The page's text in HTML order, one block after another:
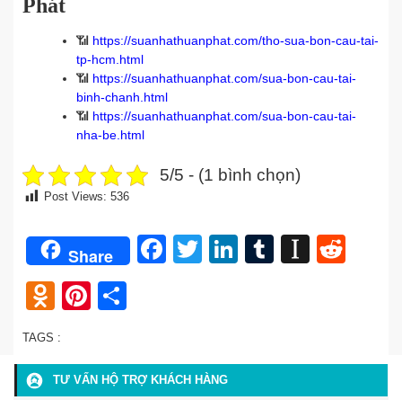
Phát
📶 https://suanhathuanphat.com/tho-sua-bon-cau-tai-
tp-hcm.html
📶 https://suanhathuanphat.com/sua-bon-cau-tai-
binh-chanh.html
📶 https://suanhathuanphat.com/sua-bon-cau-tai-
nha-be.html
5/5 - (1 bình chọn)
Post Views: 536
Share Facebook
TwitterLinkedIn
Tumblr
Odnoklassniki
Pinterest
TAGS :
TƯ VẤN HỘ TRỢ KHÁCH HÀNG